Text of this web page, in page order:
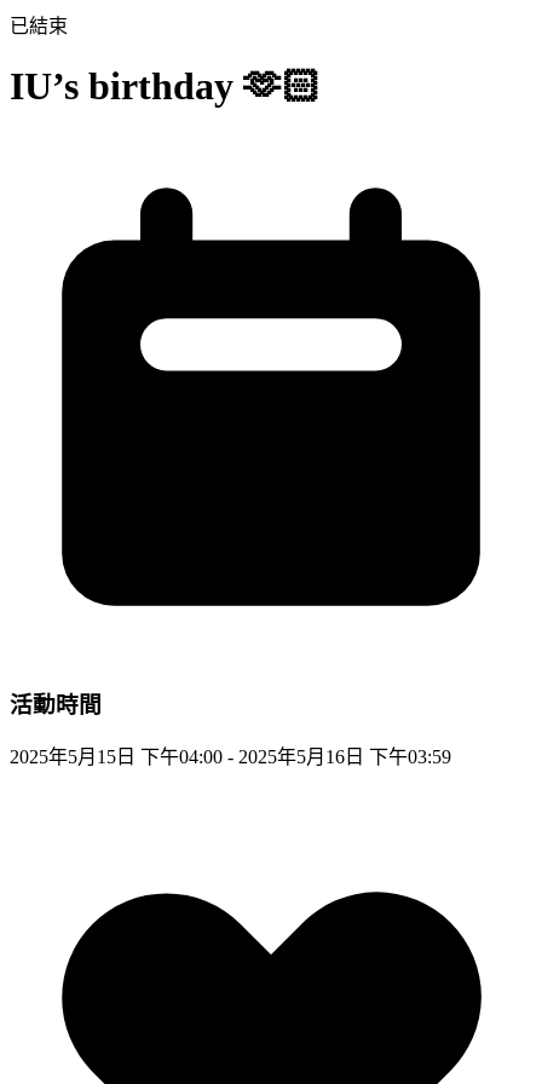
已結束
IU’s birthday 🫶🏻
活動時間
2025年5月15日 下午04:00 - 2025年5月16日 下午03:59